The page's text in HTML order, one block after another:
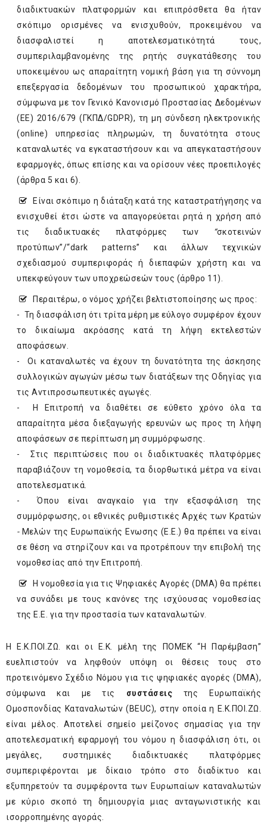
διαδικτυακών πλατφορμών και επιπρόσθετα θα ήταν
σκόπιμο ορισμένες να ενισχυθούν, προκειμένου να
διασφαλιστεί η αποτελεσματικότητά τους,
συμπεριλαμβανομένης της ρητής συγκατάθεσης του
υποκειμένου ως απαραίτητη νομική βάση για τη σύννομη
επεξεργασία δεδομένων του προσωπικού χαρακτήρα,
σύμφωνα με τον Γενικό Κανονισμό Προστασίας Δεδομένων
(ΕΕ) 2016/679 (ΓΚΠΔ/GDPR), τη μη σύνδεση ηλεκτρονικής
(online) υπηρεσίας πληρωμών, τη δυνατότητα στους
καταναλωτές να εγκαταστήσουν και να απεγκαταστήσουν
εφαρμογές, όπως επίσης και να ορίσουν νέες προεπιλογές
(άρθρα 5 και 6).
Είναι σκόπιμο η διάταξη κατά της καταστρατήγησης να
ενισχυθεί έτσι ώστε να απαγορεύεται ρητά η χρήση από
τις διαδικτυακές πλατφόρμες των
“σκοτεινών
προτύπων”/“dark patterns” και άλλων τεχνικών
σχεδιασμού συμπεριφοράς ή διεπαφών χρήστη και να
υπεκφεύγουν των υποχρεώσεών τους (άρθρο 11).
Περαιτέρω, ο νόμος χρήζει βελτιστοποίησης ως προς:
- Τη διασφάλιση ότι τρίτα μέρη με εύλογο συμφέρον έχουν
το δικαίωμα ακρόασης κατά τη λήψη εκτελεστών
αποφάσεων.
- Οι καταναλωτές να έχουν τη δυνατότητα της άσκησης
συλλογικών αγωγών μέσω των διατάξεων της Οδηγίας για
τις Αντιπροσωπευτικές αγωγές.
- Η Επιτροπή να διαθέτει σε εύθετο χρόνο όλα τα
απαραίτητα μέσα διεξαγωγής ερευνών ως προς τη λήψη
αποφάσεων σε περίπτωση μη συμμόρφωσης.
- Στις περιπτώσεις που οι διαδικτυακές πλατφόρμες
παραβιάζουν τη νομοθεσία, τα διορθωτικά μέτρα να είναι
αποτελεσματικά.
- Όπου είναι αναγκαίο για την εξασφάλιση της
συμμόρφωσης, οι εθνικές ρυθμιστικές Αρχές των Κρατών
- Μελών της Ευρωπαϊκής Ενωσης (Ε.Ε.) θα πρέπει να είναι
σε θέση να στηρίζουν και να προτρέπουν την επιβολή της
νομοθεσίας από την Επιτροπή.
Η νομοθεσία για τις Ψηφιακές Αγορές (DMA) θα πρέπει
να συνάδει με τους κανόνες της ισχύουσας νομοθεσίας
της Ε.Ε. για την προστασία των καταναλωτών.
Η Ε.Κ.ΠΟΙ.ΖΩ. και οι Ε.Κ. μέλη της ΠΟΜΕΚ “Η Παρέμβαση”
ευελπιστούν να ληφθούν υπόψη οι θέσεις τους στο
προτεινόμενο Σχέδιο Νόμου για τις ψηφιακές αγορές (DMA),
σύμφωνα και με τις συστάσεις
της Ευρωπαϊκής
Ομοσπονδίας Καταναλωτών (BEUC), στην οποία η Ε.Κ.ΠΟΙ.ΖΩ.
είναι μέλος. Αποτελεί σημείο μείζονος σημασίας για την
αποτελεσματική εφαρμογή του νόμου η διασφάλιση ότι, οι
μεγάλες, συστημικές διαδικτυακές πλατφόρμες
συμπεριφέρονται με δίκαιο τρόπο στο διαδίκτυο και
εξυπηρετούν τα συμφέροντα των Ευρωπαίων καταναλωτών
με κύριο σκοπό τη δημιουργία μιας ανταγωνιστικής και
ισορροπημένης αγοράς.